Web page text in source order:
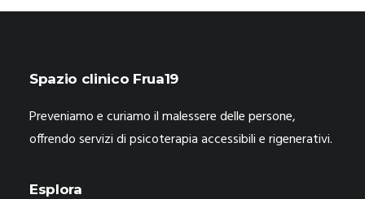
Spazio clinico Frua19
Preveniamo e curiamo il malessere delle persone,
offrendo servizi di psicoterapia accessibili e rigenerativi.
Esplora